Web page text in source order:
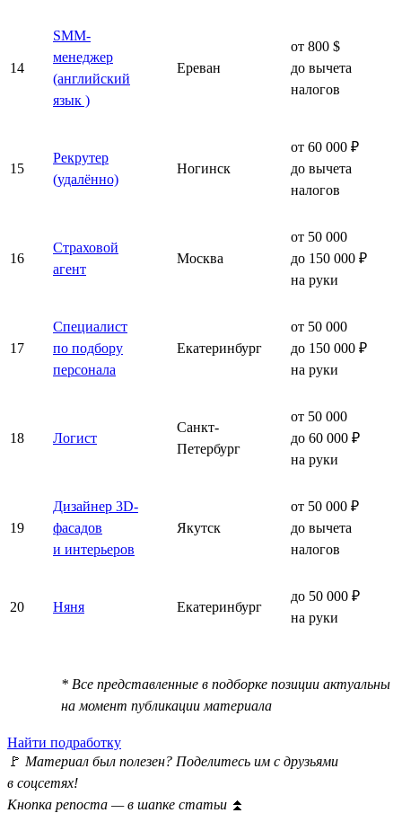
14
SMM-
менеджер
(английский
язык )
Ереван
от 800 $
до вычета
налогов
15
Рекрутер
(удалённо)
Ногинск
от 60 000 ₽
до вычета
налогов
16
Страховой
агент
Москва
от 50 000
до 150 000 ₽
на руки
17
Специалист
по подбору
персонала
Екатеринбург
от 50 000
до 150 000 ₽
на руки
18 Логист
Санкт-
Петербург
от 50 000
до 60 000 ₽
на руки
19
Дизайнер 3D-
фасадов
и интерьеров
Якутск
от 50 000 ₽
до вычета
налогов
20 Няня Екатеринбург
до 50 000 ₽
на руки
* Все представленные в подборке позиции актуальны
на момент публикации материала
Найти подработку
🚩 Материал был полезен? Поделитесь им с друзьями
в соцсетях!
Кнопка репоста — в шапке статьи ⏫